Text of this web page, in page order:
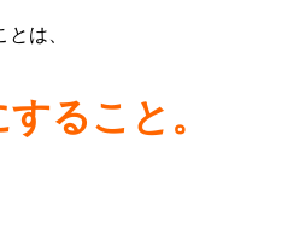
は、
ること。